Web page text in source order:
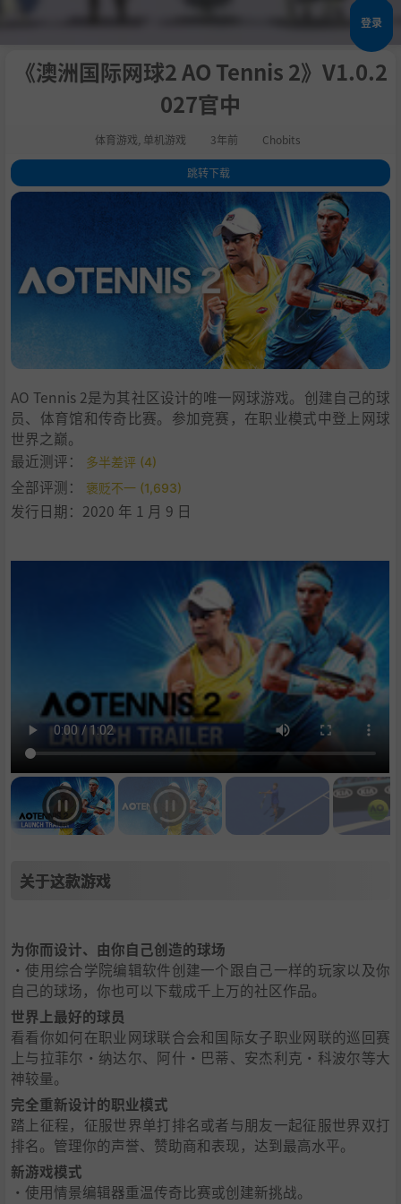
登录
《澳洲国际网球2 AO Tennis 2》V1.0.2
027官中
体育游戏 单机游戏 3年前 Chobits
跳转下载
1.关于这款游戏
.学习版下载
AO Tennis 2是为其社区设计的唯一网球游戏。创建自己的球
员、体育馆和传奇比赛。参加竞赛，在职业模式中登上网球
世界之巅。
最近测评：
多半差评 (4)
全部评测： 褒贬不一 (1,693)
发行日期：2020 年 1 月 9 日
关于这款游戏
为你而设计、由你自己创造的球场
•使用综合学院编辑软件创建一个跟自己一样的玩家以及你
自己的球场，你也可以下载成千上万的社区作品。
世界上最好的球员
看看你如何在职业网球联合会和国际女子职业网联的巡回赛
上与拉菲尔·纳达尔、阿什·巴蒂、安杰利克·科波尔等大
神较量。
完全重新设计的职业模式
踏上征程，征服世界单打排名或者与朋友一起征服世界双打
排名。管理你的声誉、赞助商和表现，达到最高水平。
新游戏模式
•使用情景编辑器重温传奇比赛或创建新挑战。